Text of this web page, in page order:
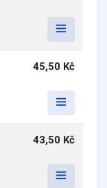
45,50 Kč
43,50 Kč